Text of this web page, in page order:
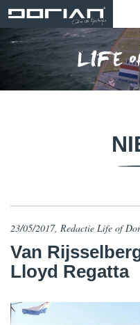
23/05/2017, Redactie Life of
Van
Lloyd Regatta